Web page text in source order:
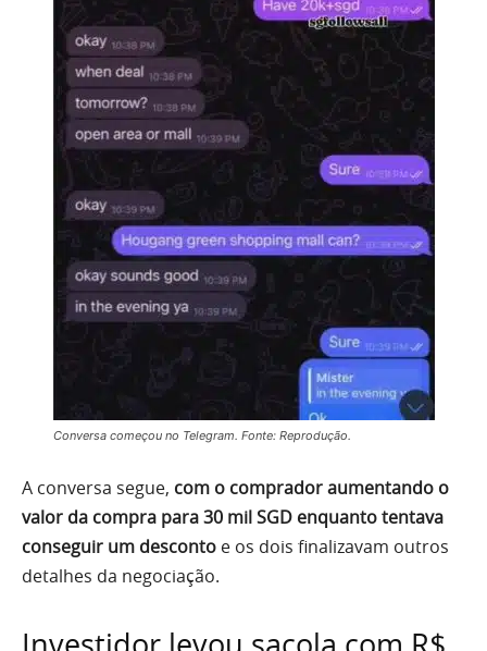
Conversa começou no Telegram. Fonte: Reprodução.
A conversa segue, com o comprador aumentando o
valor da compra para 30 mil SGD enquanto tentava
conseguir um desconto e os dois finalizavam outros
detalhes da negociação.